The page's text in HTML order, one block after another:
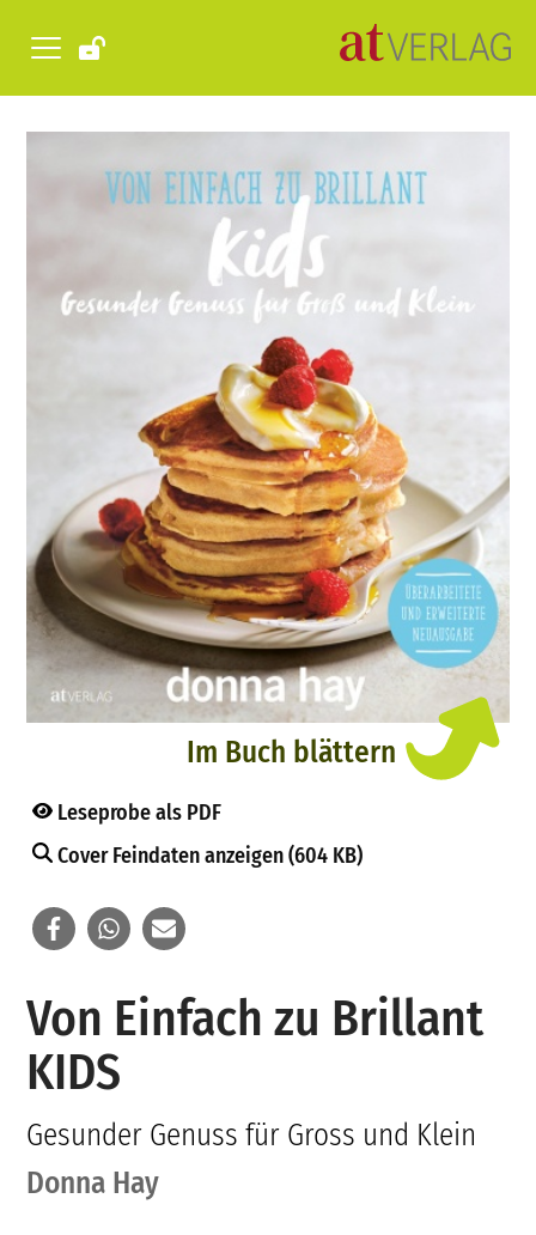
Im Buch blättern
Leseprobe als PDF
Cover Feindaten anzeigen (604 KB)
Von Einfach zu Brillant
KIDS
Gesunder Genuss für Gross und Klein
Donna Hay